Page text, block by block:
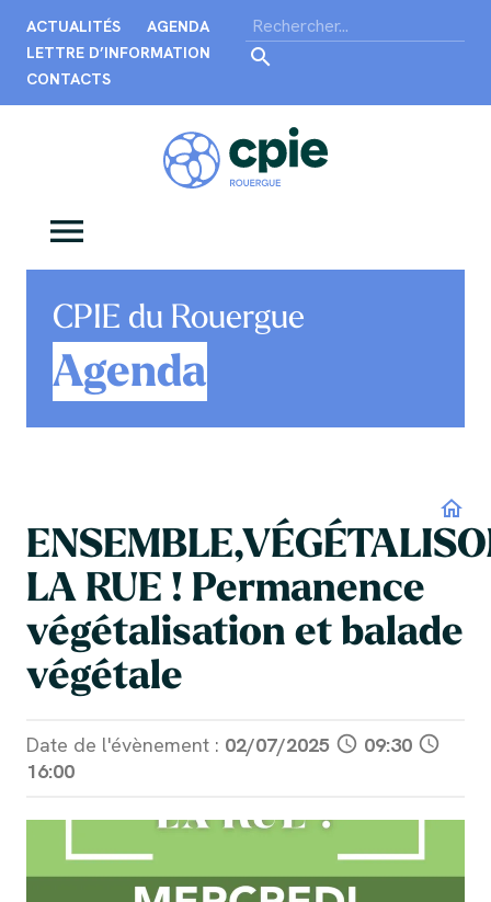
ACTUALITÉS
AGENDA
LETTRE D’INFORMATION
CONTACTS
CPIE du Rouergue
Agenda
home
LA RUE ! Permanence
végétalisation et balade
végétale
Date de l'évènement : 02/07/2025 schedule 09:30 schedule
16:00